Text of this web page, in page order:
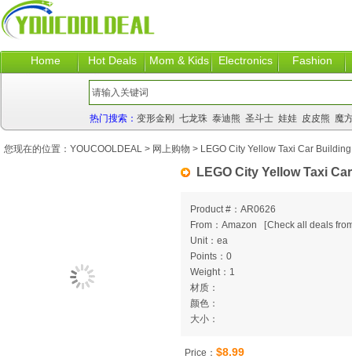
Home Hot Deals Mom & Kids Electronics Fashion
热门搜索： 变形金刚 七龙珠 泰迪熊 圣斗士 娃娃 皮皮熊 魔
LEGO City Yellow Taxi
Product #：AR0626
From：Amazon
[Check all deals
Unit：ea
Points：0
Weight：1
材质：
颜色：
大小：
Price： $8.99
您现在的位置： YOUCOOLDEAL > 网上购物 > LEGO City Yellow Taxi Car